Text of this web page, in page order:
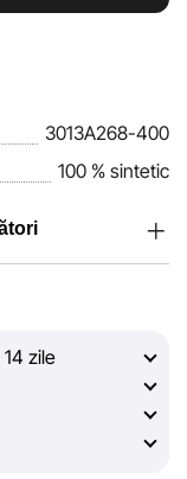
3013A268-400
100 % sintetic
eforturi
obiective și
corecte și
mai bună decizie
zile